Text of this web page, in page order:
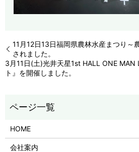
11月12日13日福岡県農林水産まつり～
されました。
3月11日(土)光井天星1st HALL ONE
ト』を開催しました。
HOME
会社案内